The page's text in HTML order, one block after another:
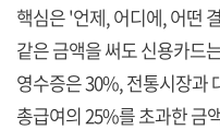
핵심은 '언제, 어디에, 어떤
같은 금액을 써도 신용카드
영수증은 30%, 전통시장과
총급여의 25%를 초과한 금